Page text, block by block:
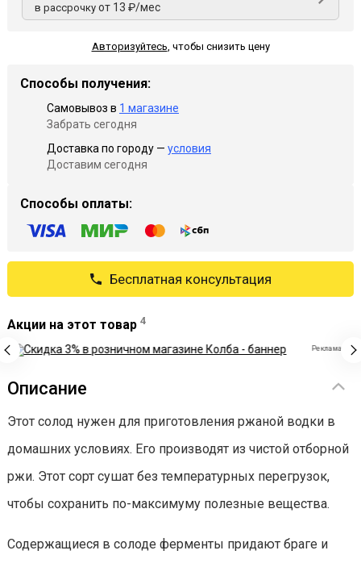
в рассрочку от 13 ₽/мес
Авторизуйтесь, чтобы снизить цену
Способы получения:
Самовывоз в 1 магазине
Забрать сегодня
Доставка по городу — условия
Доставим сегодня
Способы оплаты:
Бесплатная консультация
Акции на этот товар 4
Реклама
Описание
Этот солод нужен для приготовления ржаной водки в
домашних условиях. Его производят из чистой отборной
ржи. Этот сорт сушат без температурных перегрузок,
чтобы сохранить по-максимуму полезные вещества.
Содержащиеся в солоде ферменты придают браге и